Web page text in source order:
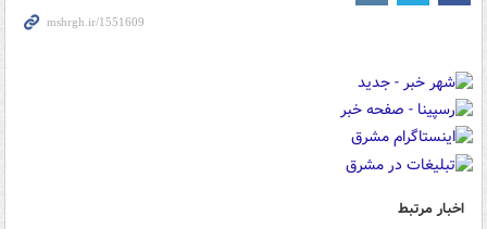
اخبار مرتبط